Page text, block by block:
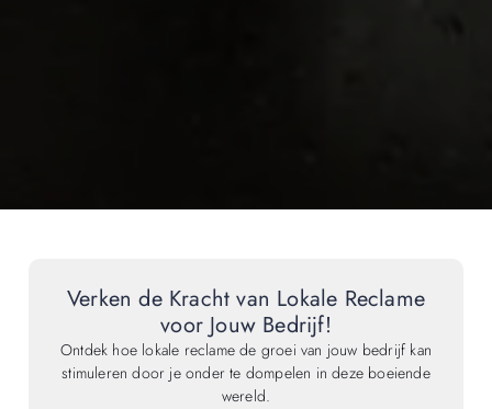
Verken de Kracht van Lokale Reclame
voor Jouw Bedrijf!
Ontdek hoe lokale reclame de groei van jouw bedrijf kan
stimuleren door je onder te dompelen in deze boeiende
wereld.